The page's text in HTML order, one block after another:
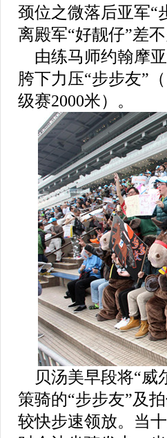
颈位之微落后亚军“
离殿军“好靓仔”差
由练马师约翰摩
胯下力压“步步友”（
级赛2000米）。
贝汤美早段将“威
策骑的“步步友”及
较快步速领放。当